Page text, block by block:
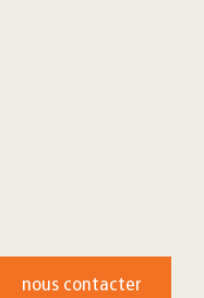
nous contacter